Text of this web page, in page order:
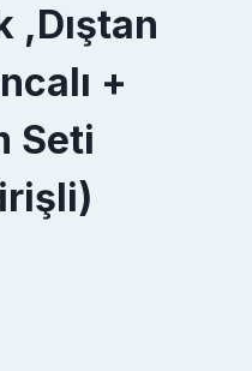
,Dıştan
+
Seti